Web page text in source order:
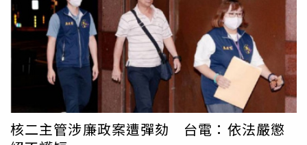
真正能讀書的時間並不多，下班後常常已經感覺很累，總覺
得比不上全職考生。不過原PO也擔心，自己現在已經30
歲，如果真的辭職，全職準備1、2年卻沒考上，壓力會更
大。因此，原PO每天都在勸自己不要離職，「當初也是花
了好大力氣考上、換單位的，不知道要不要給自己留後
路」。貼文曝光後，網友意見兩極，有人勸原PO不要衝
動，「既然是好缺就待著，跳脫舒適圈換來的99.99%是痛
苦，不會比較好」、「我是覺得不要…到時候考到爛缺，你
是不是又想逃，變成輪迴。你可以去進修之類的，做些有興
核二主管涉廉政案遭彈劾 台電：依法嚴懲